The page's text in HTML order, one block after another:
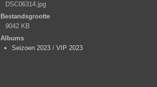
DSC06314.jpg
Bestandsgrootte
9042 KB
Albums
Seizoen 2023 / VIP 2023